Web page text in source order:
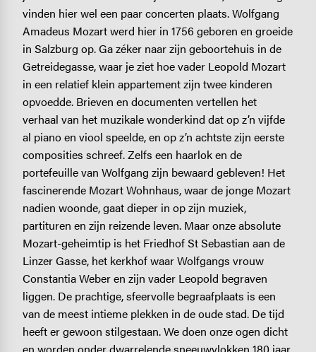
vinden hier wel een paar concerten plaats. Wolfgang
Amadeus Mozart werd hier in 1756 geboren en groeide
in Salzburg op. Ga zéker naar zijn geboortehuis in de
Getreidegasse, waar je ziet hoe vader Leopold Mozart
in een relatief klein appartement zijn twee kinderen
opvoedde. Brieven en documenten vertellen het
verhaal van het muzikale wonderkind dat op z’n vijfde
al piano en viool speelde, en op z’n achtste zijn eerste
composities schreef. Zelfs een haarlok en de
portefeuille van Wolfgang zijn bewaard gebleven! Het
fascinerende Mozart Wohnhaus, waar de jonge Mozart
nadien woonde, gaat dieper in op zijn muziek,
partituren en zijn reizende leven. Maar onze absolute
Mozart-geheimtip is het Friedhof St Sebastian aan de
Linzer Gasse, het kerkhof waar Wolfgangs vrouw
Constantia Weber en zijn vader Leopold begraven
liggen. De prachtige, sfeervolle begraafplaats is een
van de meest intieme plekken in de oude stad. De tijd
heeft er gewoon stilgestaan. We doen onze ogen dicht